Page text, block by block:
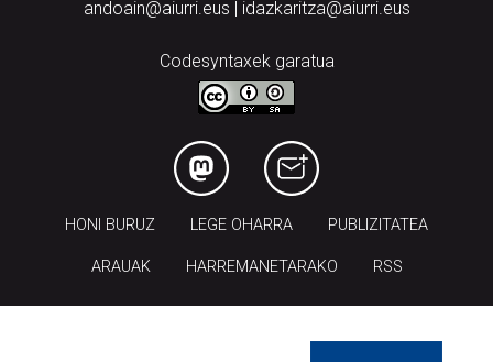
andoain@aiurri.eus | idazkaritza@aiurri.eus
Codesyntaxek garatua
HONI BURUZ LEGE OHARRA PUBLIZITATEA
ARAUAK HARREMANETARAKO RSS